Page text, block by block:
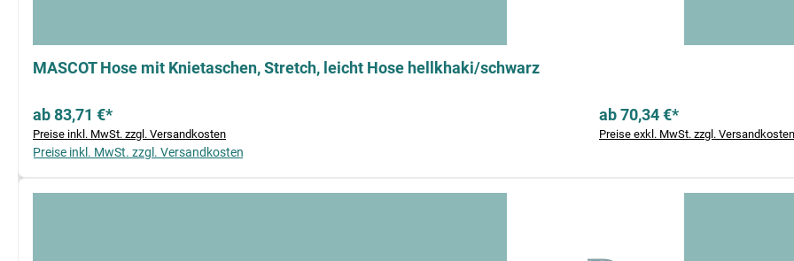
MASCOT Hose mit Knietaschen, Stretch, leicht Hose hellkhaki/schwarz
ab 83,71 €*
Preise inkl. MwSt. zzgl. Versandkosten
ab 70,34 €*
Preise exkl. MwSt. zzgl. Versandkosten
Preise inkl. MwSt. zzgl. Versandkosten